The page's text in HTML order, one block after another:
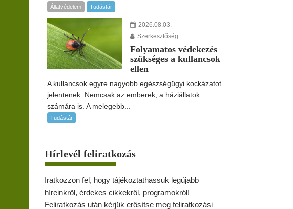
Állatvédelem Tudástár
2026.08.03.
Szerkesztőség
Folyamatos védekezés
szükséges a kullancsok
ellen
A kullancsok egyre nagyobb egészségügyi kockázatot
jelentenek. Nemcsak az emberek, a háziállatok
számára is. A melegebb...
Tudástár
Hírlevél feliratkozás
Iratkozzon fel, hogy tájékoztathassuk legújabb
híreinkről, érdekes cikkekről, programokról!
Feliratkozás után kérjük erősítse meg feliratkozási